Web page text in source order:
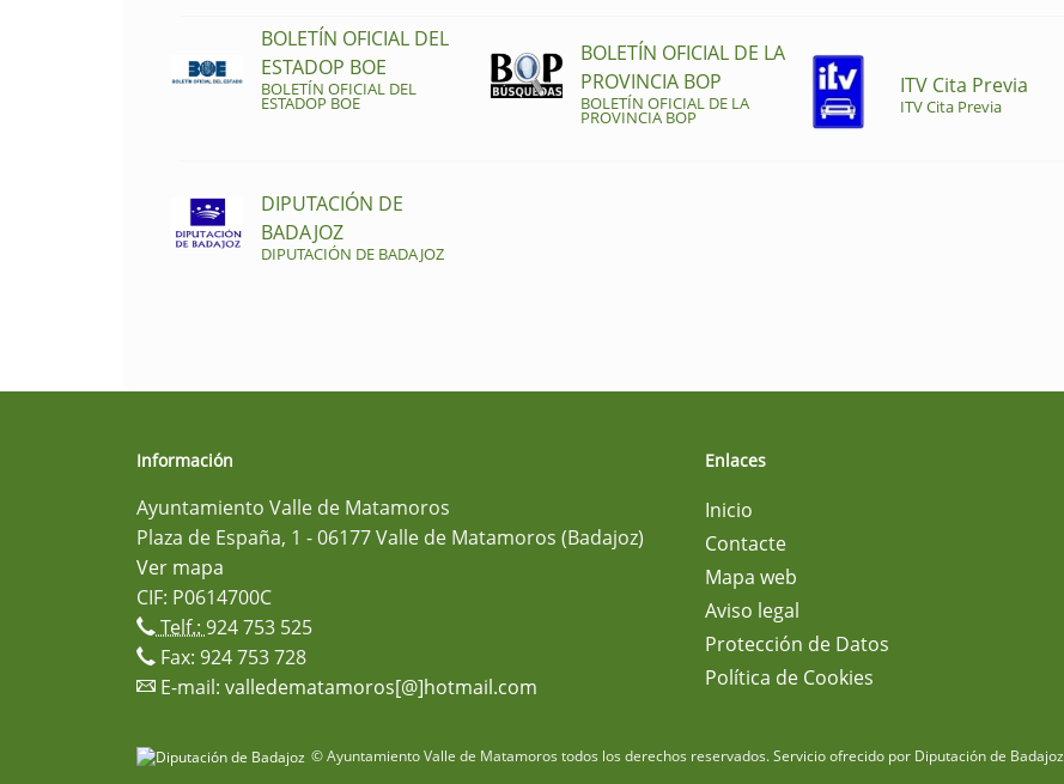
BOLETÍN OFICIAL DEL
ESTADOP BOE
BOLETÍN OFICIAL DEL
ESTADOP BOE
BOLETÍN OFICIAL DE LA
PROVINCIA BOP
BOLETÍN OFICIAL DE LA
PROVINCIA BOP
ITV Cita Previa
ITV Cita Previa
DIPUTACIÓN DE
BADAJOZ
DIPUTACIÓN DE BADAJOZ
Información
Ayuntamiento Valle de Matamoros
Plaza de España, 1 - 06177 Valle de Matamoros (Badajoz)
Ver mapa
CIF: P0614700C
Telf.:924 753 525
Fax: 924 753 728
E-mail: valledematamoros[@]hotmail.com
Enlaces
Inicio
Contacte
Mapa web
Aviso legal
Protección de Datos
Política de Cookies
© Ayuntamiento Valle de Matamoros todos los derechos reservados.Servicio ofrecido por Diputación de Badajoz